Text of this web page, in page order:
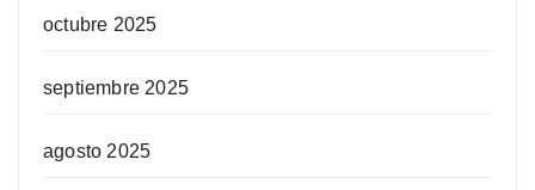
octubre 2025
septiembre 2025
agosto 2025